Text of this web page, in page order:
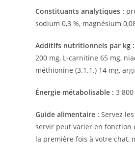
Constituants analytiques :
sodium 0,3 %, magnésium
Additifs nutritionnels par kg :
200 mg, L-carnitine 65 mg,
méthionine (3.1.1.) 14 mg,
Énergie métabolisable : 3
Guide alimentaire : Servez
servir peut varier en fonction
la première fois à votre chat,